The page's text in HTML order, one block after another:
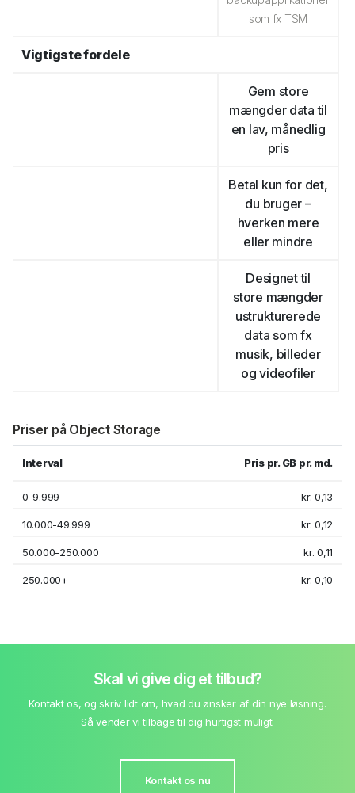
som fx TSM
Vigtigste fordele
Gem store
mængder data til
en lav, månedlig
pris
Betal kun for det,
du bruger –
hverken mere
eller mindre
Designet til
store mængder
ustrukturerede
data som fx
musik, billeder
og videofiler
Priser på Object Storage
Interval Pris pr. GB pr. md.
0-9.999 kr. 0,13
10.000-49.999 kr. 0,12
50.000-250.000 kr. 0,11
250.000+ kr. 0,10
Skal vi give dig et tilbud?
Kontakt os, og skriv lidt om, hvad du ønsker af din nye løsning.
Så vender vi tilbage til dig hurtigst muligt.
Kontakt os nu